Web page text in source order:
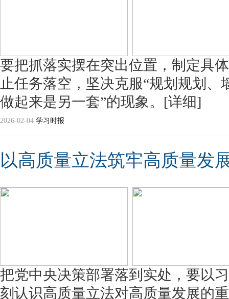
要把抓落实摆在突出位置，制定具
止任务落空，坚决克服“规划规划、
做起来是另一套”的现象。 [详细]
2026-02-04 学习时报
以高质量立法筑牢高质量发
把党中央决策部署落到实处，要以
刻认识高质量立法对高质量发展的